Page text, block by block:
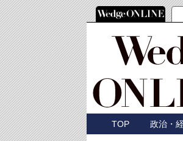
TOP 政治・